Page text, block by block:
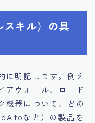
キル）の具
に明記します。例え
アウォール、ロード
機器について、どの
など）の製品を